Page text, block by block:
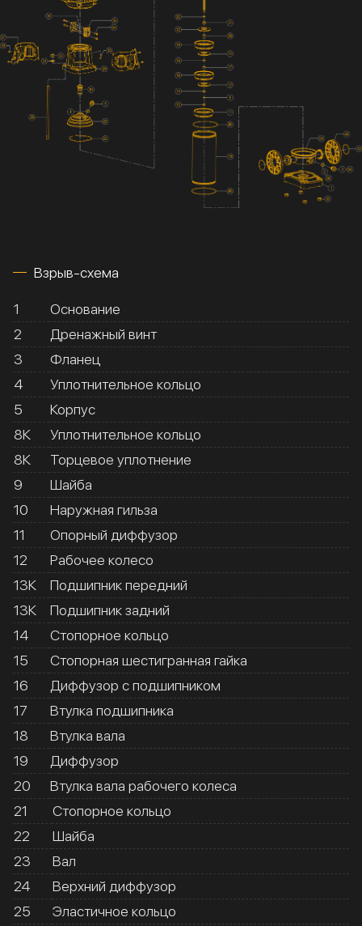
Взрыв-схема
1
Основание
2
Дренажный винт
3
Фланец
4
Уплотнительное кольцо
5
Корпус
8К
Уплотнительное кольцо
8К
Торцевое уплотнение
9
Шайба
10
Наружная гильза
11
Опорный диффузор
12
Рабочее колесо
13К
Подшипник передний
13К
Подшипник задний
14
Стопорное кольцо
15
Стопорная шестигранная гайка
16
Диффузор с подшипником
17
Втулка подшипника
18
Втулка вала
19
Диффузор
20
Втулка вала рабочего колеса
21
Стопорное кольцо
22
Шайба
23
Вал
24
Верхний диффузор
25
Эластичное кольцо